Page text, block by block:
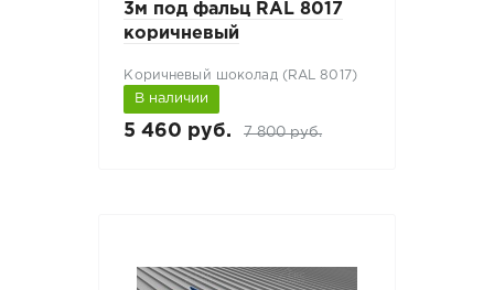
3м под фальц RAL 8017
коричневый
Коричневый шоколад (RAL 8017)
В наличии
5 460 руб. 7 800 руб.